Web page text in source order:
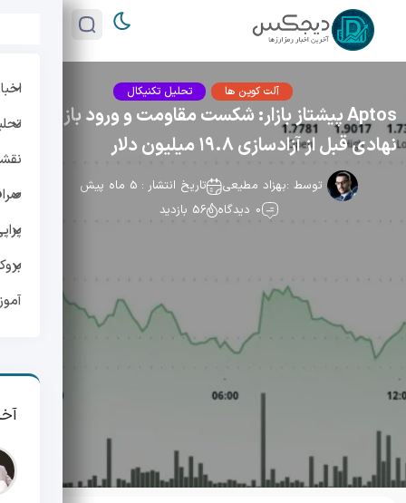
آلت کوین ها تحلیل تکنیکال
Aptos پیشتاز بازار: شکست مقاومت و ورود بازیگران
نهادی قبل از آزادسازی ۱۹.۸ میلیون دلار
توسط :بهزاد مطیعی
تاریخ انتشار : 5 ماه پیش
0 دیدگاه
56 بازدید